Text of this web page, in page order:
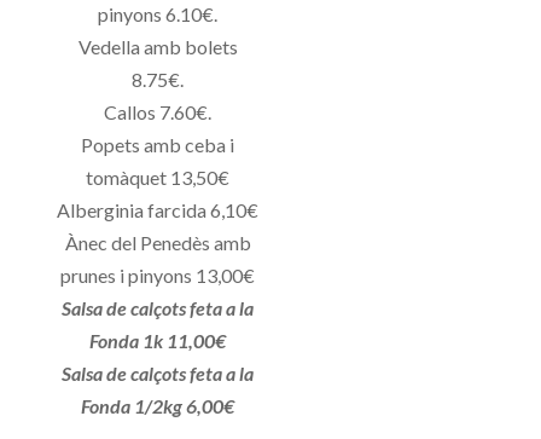
pinyons 6.10€.
Vedella amb bolets
8.75€.
Callos 7.60€.
Popets amb ceba i
tomàquet 13,50€
Alberginia farcida 6,10€
Ànec del Penedès amb
prunes i pinyons 13,00€
Salsa de calçots feta a la
Fonda 1k 11,00€
Salsa de calçots feta a la
Fonda 1/2kg 6,00€